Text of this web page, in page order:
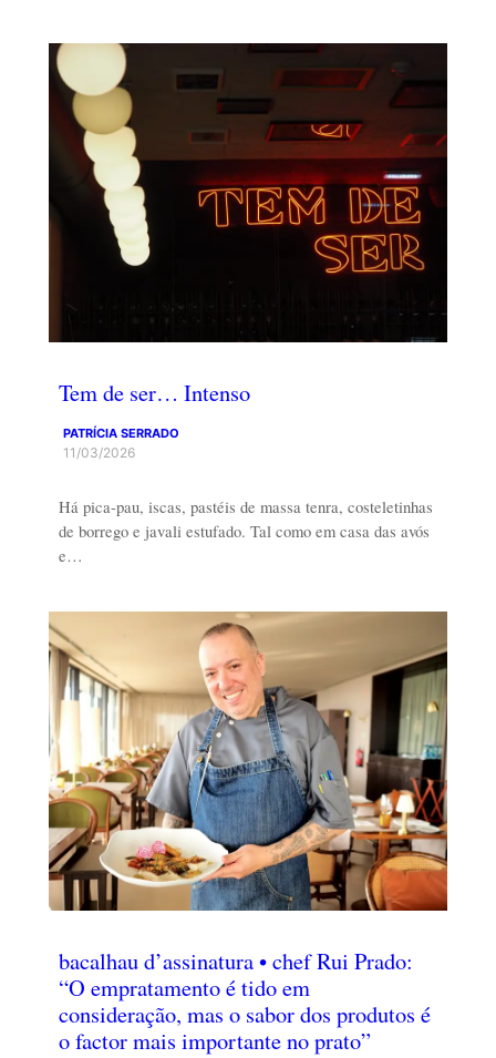
Tem de ser… Intenso
PATRÍCIA SERRADO
11/03/2026
Há pica-pau, iscas, pastéis de massa tenra, costeletinhas
de borrego e javali estufado. Tal como em casa das avós
e…
bacalhau d’assinatura • chef Rui Prado:
“O empratamento é tido em
consideração, mas o sabor dos produtos é
o factor mais importante no prato”